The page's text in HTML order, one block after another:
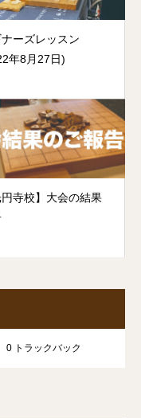
ナーズレッスン
年8月27日)
円寺校】大会の結果
0 トラックバック